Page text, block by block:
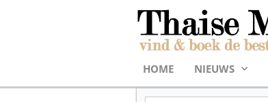
HOME NIEUWS